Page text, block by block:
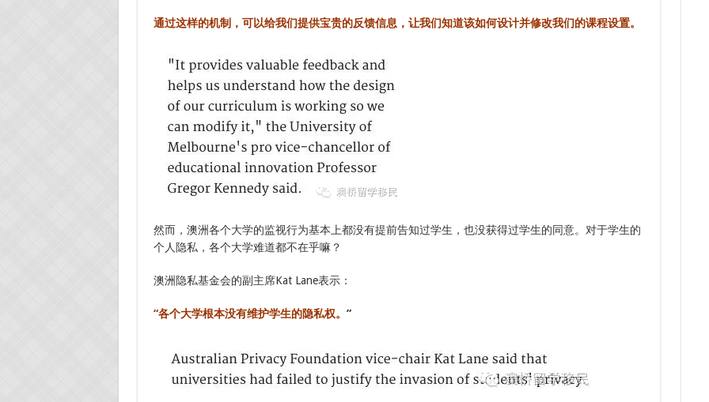
通过这样的机制，可以给我们提供宝贵的反馈信息，让我们知道该如何设计并修改我们的课程设置。
然而，澳洲各个大学的监视行为基本上都没有提前告知过学生，也没获得过学生的同意。对于学生的
个人隐私，各个大学难道都不在乎嘛？
澳洲隐私基金会的副主席Kat Lane表示：
“各个大学根本没有维护学生的隐私权。 ”